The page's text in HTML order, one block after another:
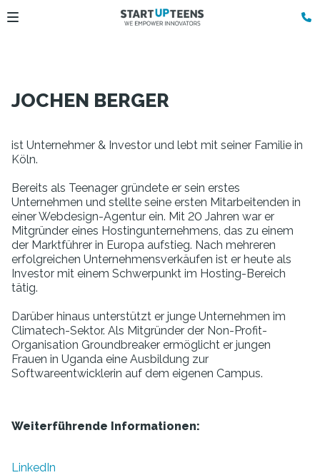
JOCHEN BERGER
ist Unternehmer & Investor und lebt mit seiner Familie in
Köln.
Bereits als Teenager gründete er sein erstes
Unternehmen und stellte seine ersten Mitarbeitenden in
einer Webdesign-Agentur ein. Mit 20 Jahren war er
Mitgründer eines Hostingunternehmens, das zu einem
der Marktführer in Europa aufstieg. Nach mehreren
erfolgreichen Unternehmensverkäufen ist er heute als
Investor mit einem Schwerpunkt im Hosting-Bereich
tätig.
Darüber hinaus unterstützt er junge Unternehmen im
Climatech-Sektor. Als Mitgründer der Non-Profit-
Organisation Groundbreaker ermöglicht er jungen
Frauen in Uganda eine Ausbildung zur
Softwareentwicklerin auf dem eigenen Campus.
Weiterführende Informationen:
LinkedIn